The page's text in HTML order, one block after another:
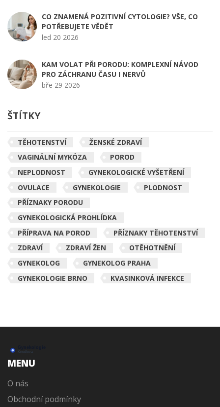
CO ZNAMENÁ POZITIVNÍ CYTOLOGIE? VŠE, CO
POTŘEBUJETE VĚDĚT
led 20 2026
KAM VOLAT PŘI PORODU: KOMPLEXNÍ NÁVOD
PRO ZÁCHRANU ČASU I NERVŮ
bře 29 2026
ŠTÍTKY
TĚHOTENSTVÍ
ŽENSKÉ ZDRAVÍ
VAGINÁLNÍ MYKÓZA
POROD
NEPLODNOST
GYNEKOLOGICKÉ VYŠETŘENÍ
OVULACE
GYNEKOLOGIE
PLODNOST
PŘÍZNAKY PORODU
GYNEKOLOGICKÁ PROHLÍDKA
PŘÍPRAVA NA POROD
PŘÍZNAKY TĚHOTENSTVÍ
ZDRAVÍ
ZDRAVÍ ŽEN
OTĚHOTNĚNÍ
GYNEKOLOG
GYNEKOLOG PRAHA
GYNEKOLOGIE BRNO
KVASINKOVÁ INFEKCE
MENU
O nás
Obchodní podmínky